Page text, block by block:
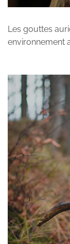
Les gouttes
environnement